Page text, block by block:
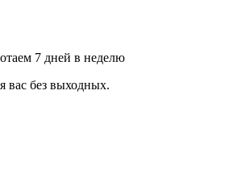
7 дней в неделю
вас без выходных.